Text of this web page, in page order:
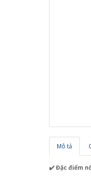
Mô tả
✔️ Đặc điểm